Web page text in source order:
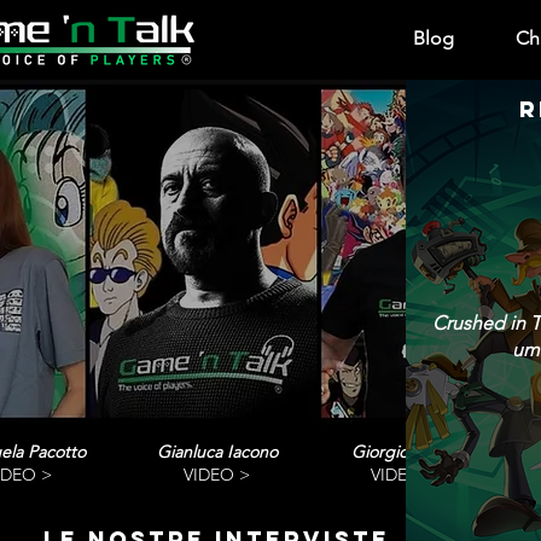
Blog
Pacotto
>
Gianluca Iacono
VIDEO >
Giorgio Vanni
VIDEO>
Crushed in